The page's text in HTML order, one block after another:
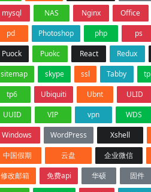
mysql
NAS Nginx Office
pd
Photoshop php ps
Puock
Puokc React Redux
sitemap
skype ssl Tabby tp
tp6
Ubiquiti Ubnt ULID
UUID
VIP vpn WDS
Windows
WordPress Xshell
中国假期
云盘 企业微信
修改邮箱
免费api 华硕 固件